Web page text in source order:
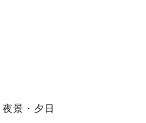
夜景・夕日